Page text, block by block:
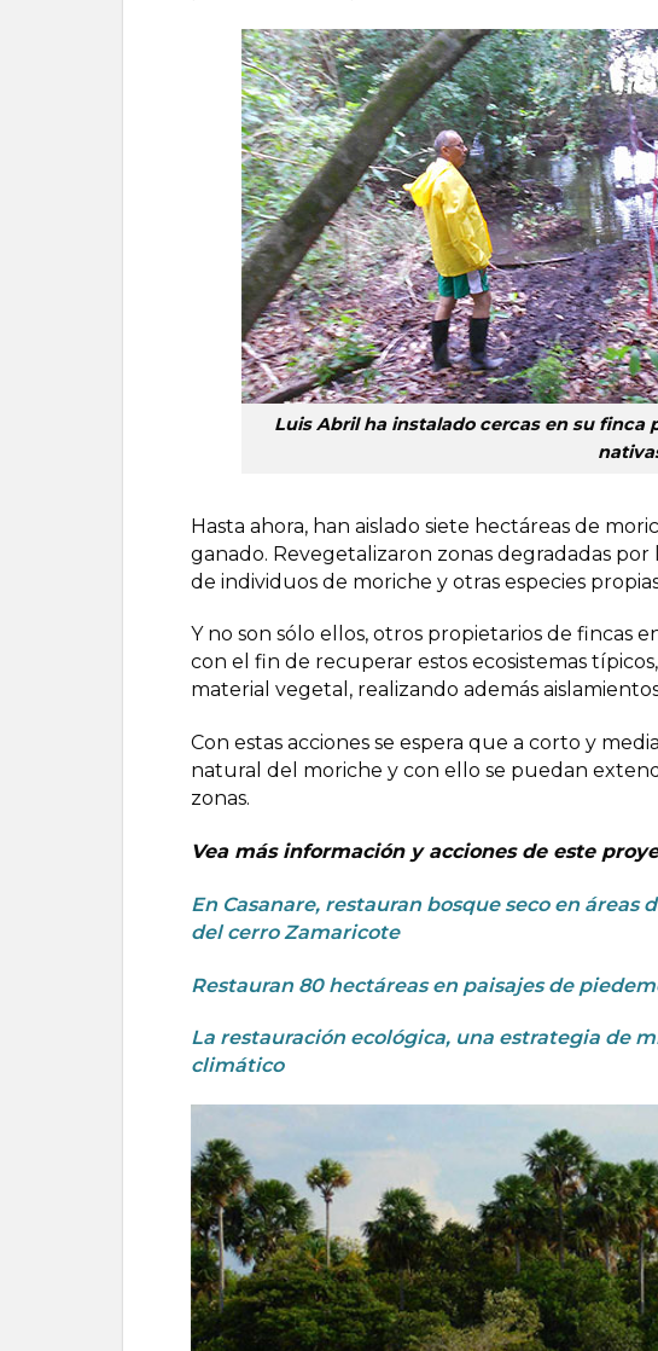
Luis Abril ha instalado cercas en su finca
Hasta ahora, han aislado siete hectáreas de
ganado. Revegetalizaron zonas degradadas
de individuos de moriche y otras especies
Y no son sólo ellos, otros propietarios de fincas
con el fin de recuperar estos ecosistemas
material vegetal, realizando además
Con estas acciones se espera que a corto y
natural del moriche y con ello se puedan
zonas.
Vea más información y acciones de este
En Casanare, restauran bosque seco en
del cerro Zamaricote
Restauran 80 hectáreas en paisajes de
La restauración ecológica, una estrategia de
climático